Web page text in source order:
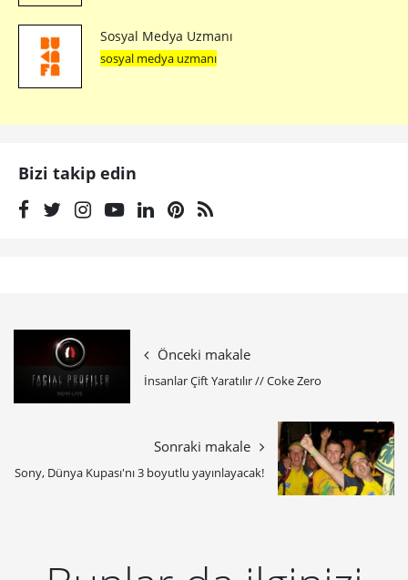
Sosyal Medya Uzmanı
sosyal medya uzmanı
Bizi takip edin
Önceki makale
İnsanlar Çift Yaratılır // Coke Zero
Sonraki makale
Sony, Dünya Kupası'nı 3 boyutlu yayınlayacak!